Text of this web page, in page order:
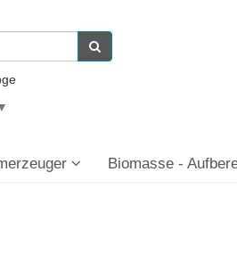
Biomasse -